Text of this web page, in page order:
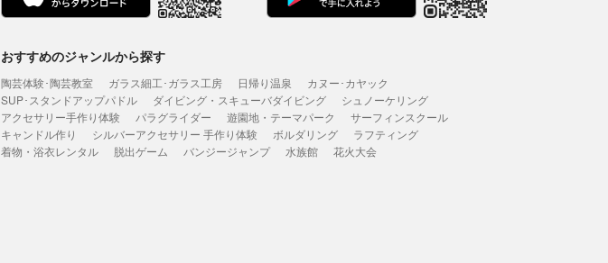
おすすめのジャンルから探す
陶芸体験･陶芸教室 ガラス細工･ガラス工房 日帰り温泉
カヌー･カヤック
SUP･スタンドアップパドル
ダイビング・スキューバダイビング
シュノーケリング
アクセサリー手作り体験
パラグライダー 遊園地・テーマパーク
サーフィンスクール
キャンドル作り
シルバーアクセサリー 手作り体験 ボルダリング
ラフティング
着物・浴衣レンタル
脱出ゲーム バンジージャンプ 水族館 花火大会